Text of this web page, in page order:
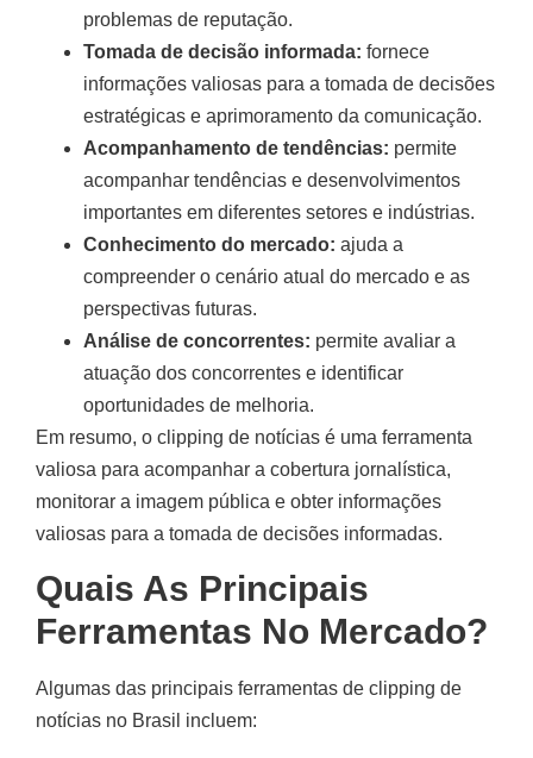
problemas de reputação.
Tomada de decisão informada: fornece
informações valiosas para a tomada de decisões
estratégicas e aprimoramento da comunicação.
Acompanhamento de tendências: permite
acompanhar tendências e desenvolvimentos
importantes em diferentes setores e indústrias.
Conhecimento do mercado: ajuda a
compreender o cenário atual do mercado e as
perspectivas futuras.
Análise de concorrentes: permite avaliar a
atuação dos concorrentes e identificar
oportunidades de melhoria.
Em resumo, o clipping de notícias é uma ferramenta
valiosa para acompanhar a cobertura jornalística,
monitorar a imagem pública e obter informações
valiosas para a tomada de decisões informadas.
Quais As Principais
Ferramentas No Mercado?
Algumas das principais ferramentas de clipping de
notícias no Brasil incluem: